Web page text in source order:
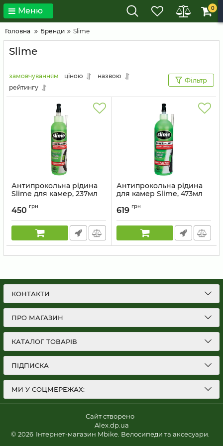
Меню 0
Головна Бренди Slime
Slime
замовчуванням ціною
назвою
рейтингу
Фільтр
Антипрокольна рідина
Slime для камер, 237мл
450 грн
Антипрокольна рідина
для камер Slime, 473мл
619 грн
КОНТАКТИ
ПРО МАГАЗИН
КАТАЛОГ ТОВАРІВ
ПІДПИСКА
МИ У СОЦМЕРЕЖАХ:
Сайт створено
Alex.dp.ua
© 2026 Інтернет-магазин Mbike. Велосипеди та аксесуари.